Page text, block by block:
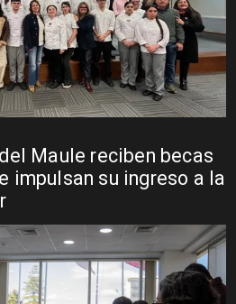
Maule reciben becas
impulsan su ingreso a la